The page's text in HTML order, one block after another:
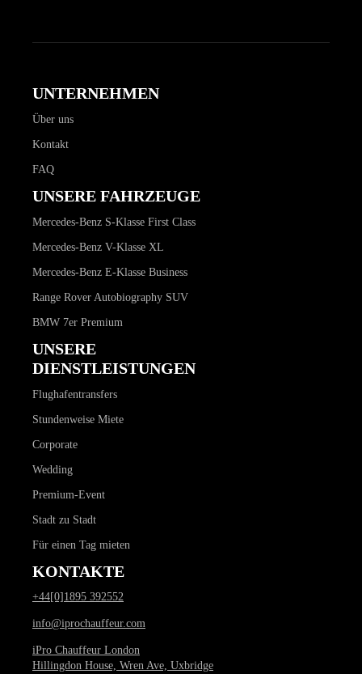
UNTERNEHMEN
Über uns
Kontakt
FAQ
UNSERE FAHRZEUGE
Mercedes-Benz S-Klasse First Class
Mercedes-Benz V-Klasse XL
Mercedes-Benz E-Klasse Business
Range Rover Autobiography SUV
BMW 7er Premium
UNSERE
DIENSTLEISTUNGEN
Flughafentransfers
Stundenweise Miete
Corporate
Wedding
Premium-Event
Stadt zu Stadt
Für einen Tag mieten
KONTAKTE
+44[0]1895 392552
info@iprochauffeur.com
iPro Chauffeur London
Hillingdon House, Wren Ave, Uxbridge